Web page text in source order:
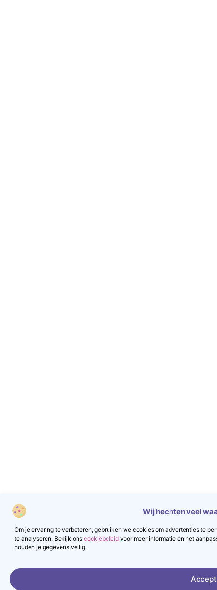
Wij hechten veel
Om je ervaring te verbeteren, gebruiken we cookies om advertenties te
te analyseren. Bekijk ons cookiebeleid voor meer informatie en het
houden je gegevens veilig.